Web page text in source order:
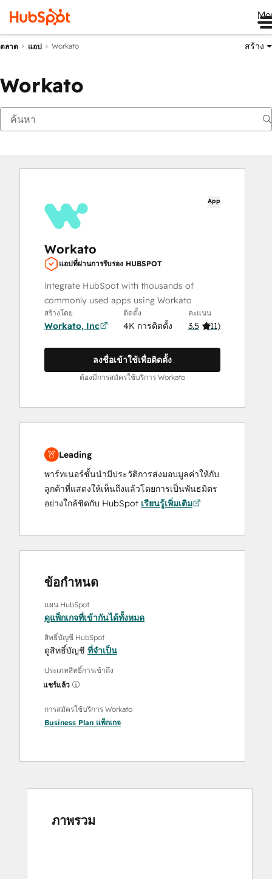
ตลาด แอป Workato สร้าง
Workato
App
Workato
แอปที่ผ่านการรับรอง HUBSPOT
Integrate HubSpot with thousands of
commonly used apps using Workato
สร้างโดย
Workato, Inc
ติดตั้ง
4K การติดตั้ง
คะแนน
3.5 (11)
ลงชื่อเข้าใช้เพื่อติดตั้ง
ต้องมีการสมัครใช้บริการ Workato
Leading
พาร์ทเนอร์ชั้นนำมีประวัติการส่งมอบมูลค่าให้กับ
ลูกค้าที่แสดงให้เห็นถึงแล้วโดยการเป็นพันธมิตร
อย่างใกล้ชิดกับ HubSpot เรียนรู้เพิ่มเติม
ข้อกำหนด
แผน HubSpot
ดูแพ็กเกจที่เข้ากันได้ทั้งหมด
สิทธิ์บัญชี HubSpot
ดูสิทธิ์บัญชี ที่จำเป็น
ประเภทสิทธิ์การเข้าถึง
แชร์แล้ว
การสมัครใช้บริการ Workato
Business Plan แพ็กเกจ
ภาพรวม